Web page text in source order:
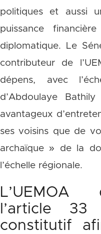
politiques et aussi
puissance
diplomatique. Le
contributeur de
dépens, avec
d’Abdoulaye
avantageux
ses voisins que de
archaïque » de la
l’échelle régionale.
l’article
constitutif